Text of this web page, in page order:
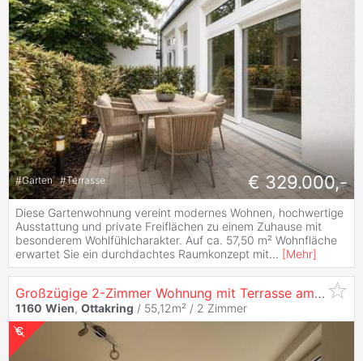
#Garten #Terrasse € 329.000,-
Diese Gartenwohnung vereint modernes Wohnen, hochwertige
Ausstattung und private Freiflächen zu einem Zuhause mit
besonderem Wohlfühlcharakter. Auf ca. 57,50 m² Wohnfläche
erwartet Sie ein durchdachtes Raumkonzept mit... [Mehr]
Großzügige 2-Zimmer Wohnung mit Terrasse am Musilplatz in
1160 Wien, Ottakring / 55,12m² / 2 Zimmer